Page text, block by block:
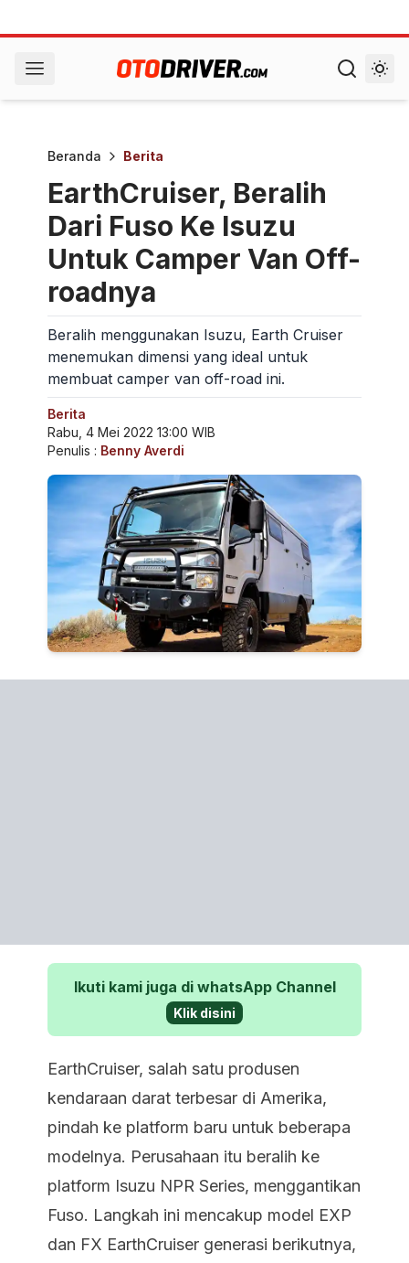
Beranda Berita
EarthCruiser, Beralih
Dari Fuso Ke Isuzu
Untuk Camper Van Off-
roadnya
Beralih menggunakan Isuzu, Earth Cruiser
menemukan dimensi yang ideal untuk
membuat camper van off-road ini.
Berita
Rabu, 4 Mei 2022 13:00 WIB
Penulis : Benny Averdi
Ikuti kami juga di whatsApp Channel
Klik disini
EarthCruiser, salah satu produsen
kendaraan darat terbesar di Amerika,
pindah ke platform baru untuk beberapa
modelnya. Perusahaan itu beralih ke
platform Isuzu NPR Series, menggantikan
Fuso. Langkah ini mencakup model EXP
dan FX EarthCruiser generasi berikutnya,